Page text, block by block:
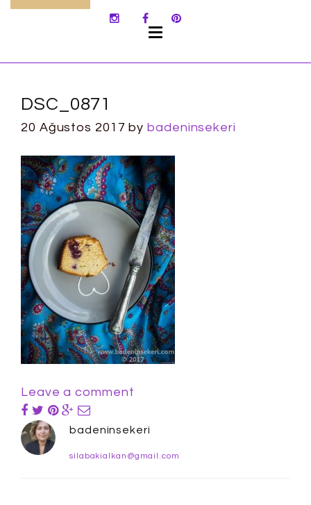
DSC_0871
20 Ağustos 2017 bybadeninsekeri
Leave a comment
badeninsekeri
silabakialkan@gmail.com